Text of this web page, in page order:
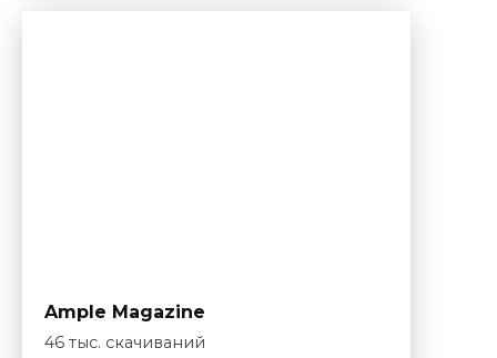
Ample Magazine
46 тыс. скачиваний